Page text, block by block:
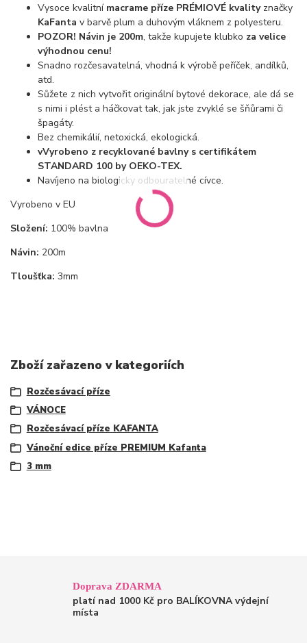
Vysoce kvalitní macrame příze PRÉMIOVÉ kvalityznačky
KaFanta v barvě plum a duhovým vláknem z polyesteru.
POZOR! Návin je 200m, takže kupujete klubko za velice
výhodnou cenu!
Snadno rozčesavatelná, vhodná k výrobě peříček, andílků,
atd.
Sůžete z nich vytvořit originální bytové dekorace, ale dá se
s nimi i plést a háčkovat tak, jak jste zvyklé se šňůrami či
špagáty.
Bez chemikálií, netoxická, ekologická.
vVyrobeno z recyklované bavlny s certifikátem
STANDARD 100 by OEKO-TEX.
Navíjeno na biologicky odbouratelné cívce.
Vyrobeno v EU
Složení: 100% bavlna
Návin: 200m
Tloušťka: 3mm
Zboží zařazeno v kategoriích
Rozčesávací příze
VÁNOCE
Rozčesávací příze KAFANTA
Vánoční edice příze PREMIUM Kafanta
3 mm
Doprava ZDARMA
platí nad 1000 Kč pro BALÍKOVNA výdejní
místa